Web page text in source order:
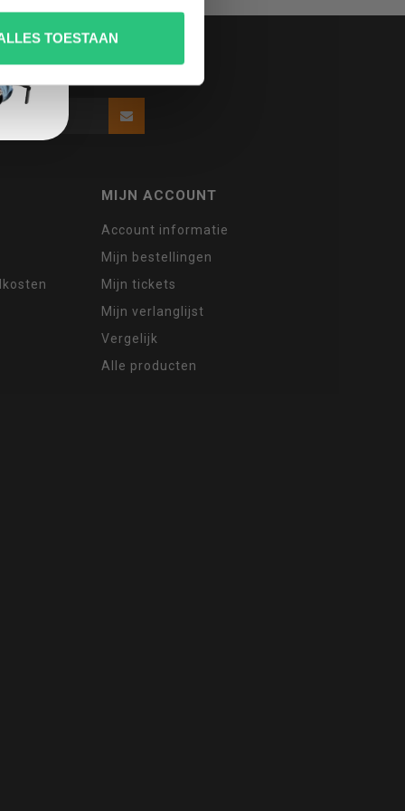
TOESTAAN
MIJN ACCOUNT
Account informatie
Mijn bestellingen
Mijn tickets
Mijn verlanglijst
Vergelijk
Alle producten